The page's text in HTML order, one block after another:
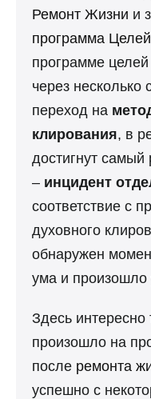
Ремонт Жизни и
программа Целей
программе
через несколько
переход на
клирования, в
достигнут самый
– инцидент
соответствие с
духовного
обнаружен
ума и произошло
Здесь интересно
произошло на
после ремонта
успешно с